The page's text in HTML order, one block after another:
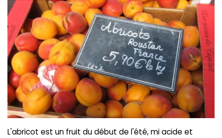
Cuisine pratique
L'actu cuisine
Connexion
L'abricot est un fruit du début de l'été, mi acide et